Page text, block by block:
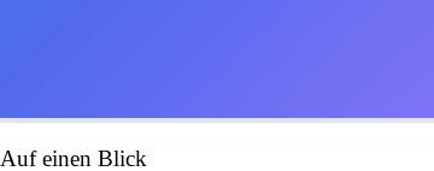
Auf einen Blick